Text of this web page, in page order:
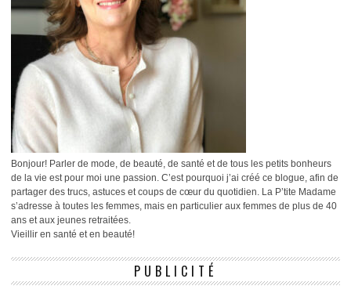
Bonjour! Parler de mode, de beauté, de santé et de tous les petits bonheurs
de la vie est pour moi une passion. C’est pourquoi j’ai créé ce blogue, afin de
partager des trucs, astuces et coups de cœur du quotidien. La P’tite Madame
s’adresse à toutes les femmes, mais en particulier aux femmes de plus de 40
ans et aux jeunes retraitées.
Vieillir en santé et en beauté!
PUBLICITÉ